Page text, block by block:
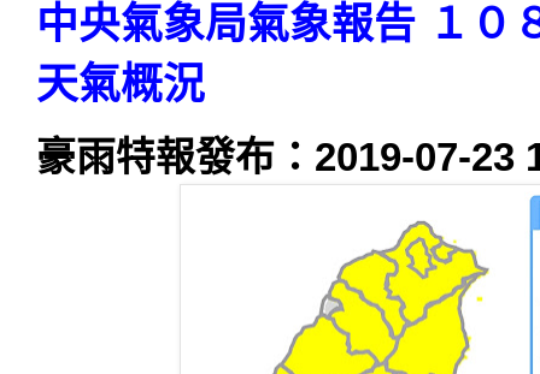
中央氣象局氣象報告 １０
天氣概況
豪雨特報發布：2019-07-23